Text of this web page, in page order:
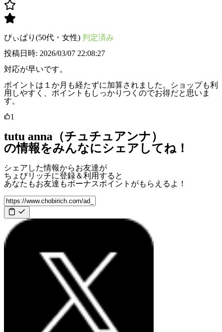
ぴぃぱり(50代・女性) 判定済み
投稿日時: 2026/03/07 22:08:27
対応が早いです。
ポイントは１か月も経たずに加算されました。ショップも利
用しやすく、ポイントもしっかりつくのでお得だと思いま
す。
1
tutu anna（チュチュアンナ）
の情報をみんなにシェアしてね！
シェアした情報からお友達が
ちょびリッチに登録＆利用すると
あなたもお友達もボーナスポイント がもらえるよ！